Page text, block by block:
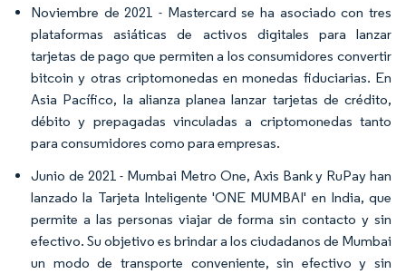
Noviembre de 2021 - Mastercard se ha asociado con tres
plataformas asiáticas de activos digitales para lanzar
tarjetas de pago que permiten a los consumidores convertir
bitcoin y otras criptomonedas en monedas fiduciarias. En
Asia Pacífico, la alianza planea lanzar tarjetas de crédito,
débito y prepagadas vinculadas a criptomonedas tanto
para consumidores como para empresas.
Junio de 2021 - Mumbai Metro One, Axis Bank y RuPay han
lanzado la Tarjeta Inteligente 'ONE MUMBAI' en India, que
permite a las personas viajar de forma sin contacto y sin
efectivo. Su objetivo es brindar a los ciudadanos de Mumbai
un modo de transporte conveniente, sin efectivo y sin